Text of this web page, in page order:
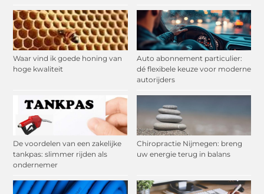
Waar vind ik goede honing van
hoge kwaliteit
Auto abonnement particulier:
dé flexibele keuze voor moderne
autorijders
De voordelen van een zakelijke
tankpas: slimmer rijden als
ondernemer
Chiropractie Nijmegen: breng
uw energie terug in balans